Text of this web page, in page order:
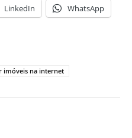
LinkedIn WhatsApp
imóveis na internet